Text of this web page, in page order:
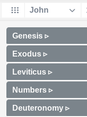
Genesis ▹
Exodus ▹
Leviticus ▹
Numbers ▹
Deuteronomy ▹